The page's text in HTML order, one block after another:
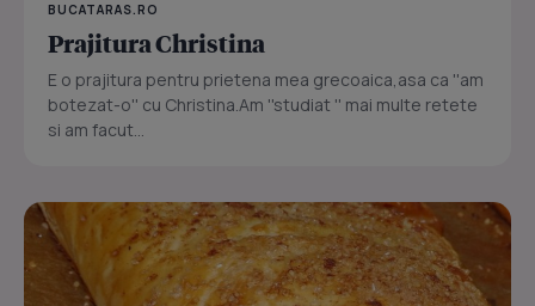
BUCATARAS.RO
Prajitura Christina
E o prajitura pentru prietena mea grecoaica,asa ca ''am
botezat-o'' cu Christina.Am ''studiat '' mai multe retete
si am facut...